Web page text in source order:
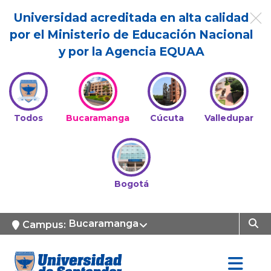
Universidad acreditada en alta calidad
por el Ministerio de Educación Nacional
y por la Agencia EQUAA
Todos Bucaramanga Cúcuta Valledupar
Bogotá
Campus: Bucaramanga